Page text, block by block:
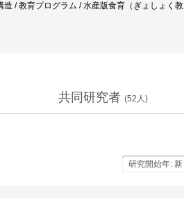
/ 教育プログラム / 水産版食育（ぎょしょく教
共同研究者 (52 人)